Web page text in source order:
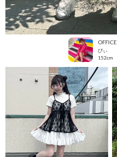
OFFICE
ぴぃ
152cm